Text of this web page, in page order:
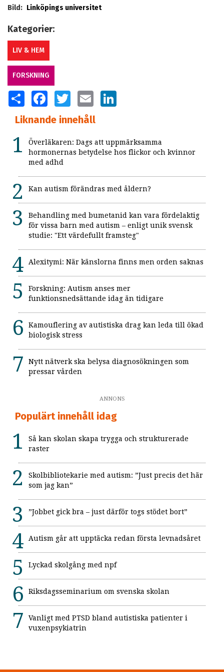
Bild: Linköpings universitet
Kategorier:
LIV & HEM
FORSKNING
SHARE FACEBOOKTWITTER EMAIL
Liknande innehåll
Överläkaren: Dags att uppmärksamma
hormonernas betydelse hos flickor och kvinnor
med adhd
Kan autism förändras med åldern?
Behandling med bumetanid kan vara fördelaktig
för vissa barn med autism – enligt unik svensk
studie: "Ett värdefullt framsteg"
Alexitymi: När känslorna finns men orden saknas
Forskning: Autism anses mer
funktionsnedsättande idag än tidigare
Kamouflering av autistiska drag kan leda till ökad
biologisk stress
Nytt nätverk ska belysa diagnosökningen som
pressar vården
ANNONS
Populärt innehåll idag
Så kan skolan skapa trygga och strukturerade
raster
Skolbibliotekarie med autism: ”Just precis det här
som jag kan”
”Jobbet gick bra – just därför togs stödet bort”
Autism går att upptäcka redan första levnadsåret
Lyckad skolgång med npf
Riksdagsseminarium om svenska skolan
Vanligt med PTSD bland autistiska patienter i
vuxenpsykiatrin